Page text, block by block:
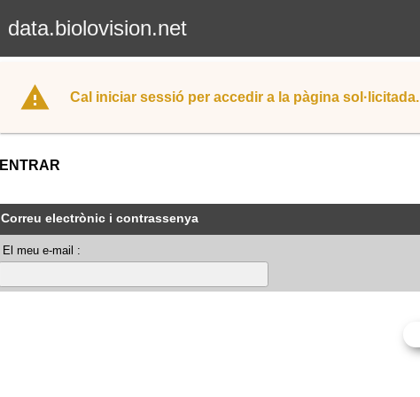
data.biolovision.net
Cal iniciar sessió per accedir a la pàgina sol·licitada.
ENTRAR
Correu electrònic i contrassenya
El meu e-mail :